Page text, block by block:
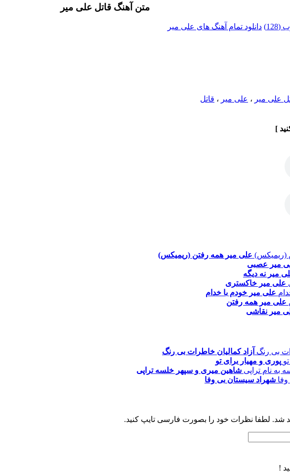
متن آهنگ قاتل علی میر
دانلود تمام آهنگ های علی میر
علی میر ، علی میر ، قاتل
]
علی میر همه رفتن (ریمیکس)
میر عصبی
میر نه دیگه
علی میر خاکستری
علی میر خودم با خدام
علی میر همه رفتن
میر نقاشی
آزاد کمالیان خاطرات بی رنگ
پوری و مهیار برای تو
شاهین میری و سپهر خلسهتراپی
شهراد سیستان بی وفا
شد. لطفا نظرات خود را بصورت فارسی تایپ کنید.
!